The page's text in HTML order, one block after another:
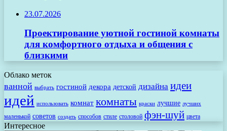
23.07.2026
Проектирование уютной гостиной комнаты
для комфортного отдыха и общения с
близкими
Облако меток
ванной выбрать гостиной декора детской дизайна идеи
идей использовать комнат комнаты краски лучшие лучших
маленькой советов создать способов стиле столовой фэн-шуй цвета
Интересное